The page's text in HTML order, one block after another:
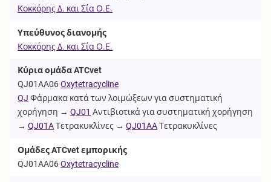
Κοκκόρης Δ. και Σία Ο.Ε.
Υπεύθυνος διανομής
Κοκκόρης Δ. και Σία Ο.Ε.
Κύρια ομάδα ATCvet
QJ01AA06Oxytetracycline
QJ Φάρμακα κατά των λοιμώξεων για συστηματική
χορήγηση →QJ01 Αντιβιοτικά για συστηματική χορήγηση
→QJ01AΤετρακυκλίνες →QJ01AAΤετρακυκλίνες
Ομάδες ATCvet εμπορικής
QJ01AA06Oxytetracycline